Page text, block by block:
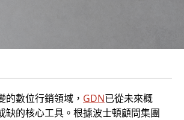
的數位行銷領域， GDN已從未來概
缺的核心工具。根據波士頓顧問集團